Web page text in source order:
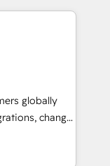
and Clay,
Launch
globally
change
creative
and